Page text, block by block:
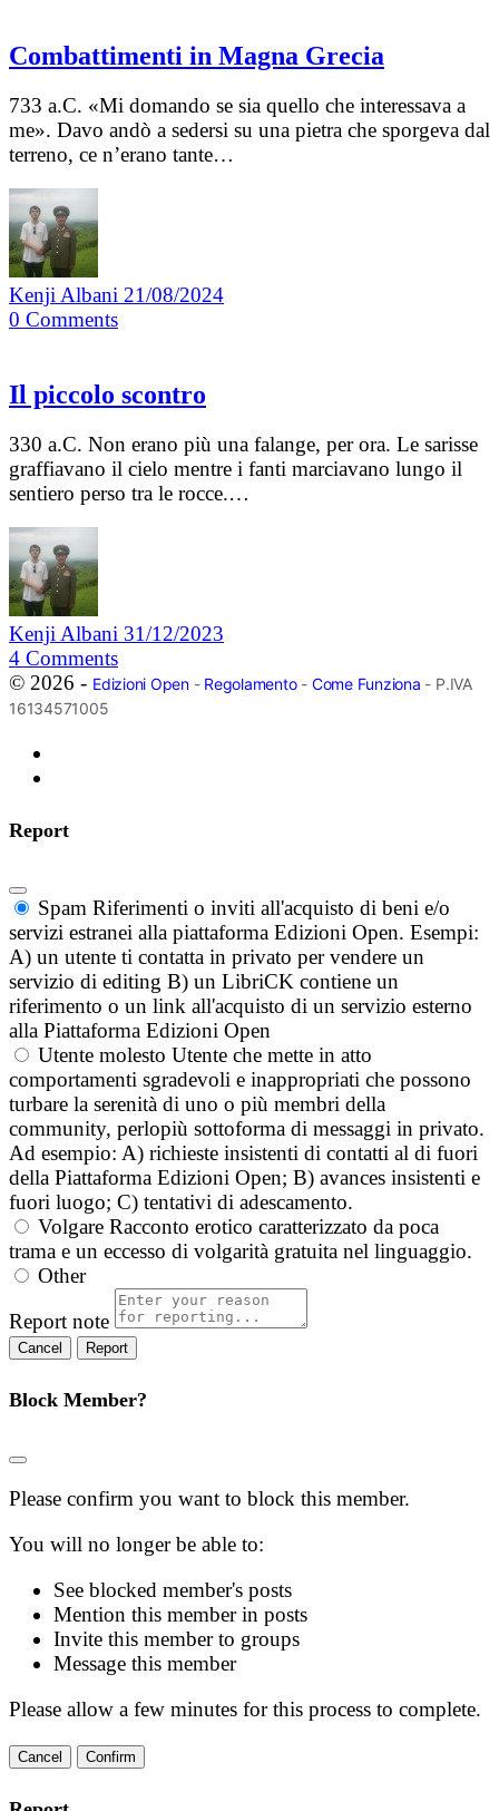
Combattimenti in Magna Grecia
733 a.C. «Mi domando se sia quello che interessava a
me». Davo andò a sedersi su una pietra che sporgeva dal
terreno, ce n’erano tante…
Kenji Albani 21/08/2024
0 Comments
Il piccolo scontro
330 a.C. Non erano più una falange, per ora. Le sarisse
graffiavano il cielo mentre i fanti marciavano lungo il
sentiero perso tra le rocce.…
Kenji Albani 31/12/2023
4 Comments
© 2026 - Edizioni Open- Regolamento- Come Funziona - P.IVA
16134571005
Report
Spam Riferimenti o inviti all'acquisto di beni e/o
servizi estranei alla piattaforma Edizioni Open. Esempi:
A) un utente ti contatta in privato per vendere un
servizio di editing B) un LibriCK contiene un
riferimento o un link all'acquisto di un servizio esterno
alla Piattaforma Edizioni Open
Utente molesto Utente che mette in atto
comportamenti sgradevoli e inappropriati che possono
turbare la serenità di uno o più membri della
community, perlopiù sottoforma di messaggi in privato.
Ad esempio: A) richieste insistenti di contatti al di fuori
della Piattaforma Edizioni Open; B) avances insistenti e
fuori luogo; C) tentativi di adescamento.
Volgare Racconto erotico caratterizzato da poca
trama e un eccesso di volgarità gratuita nel linguaggio.
Other
Report note
Report
Block Member?
Please confirm you want to block this member.
You will no longer be able to:
See blocked member's posts
Mention this member in posts
Invite this member to groups
Message this member
Please allow a few minutes for this process to complete.
Confirm